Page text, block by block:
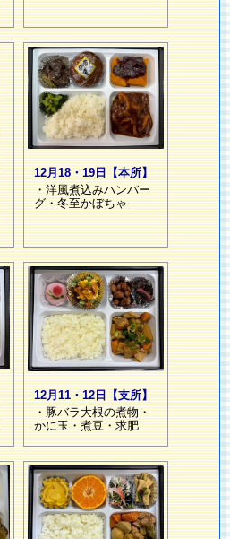
12月18・19日【本所】
・洋風煮込みハンバー
グ・冬至かぼちゃ
12月11・12日【支所】
・豚バラ大根の煮物・
かに玉・煮豆・求肥